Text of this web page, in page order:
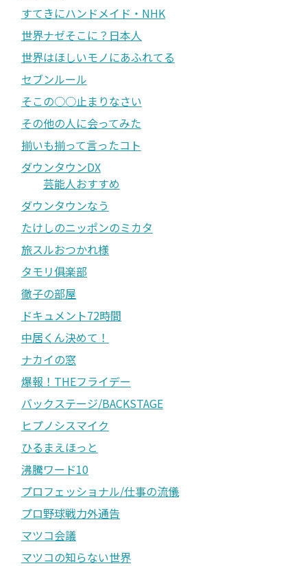
すてきにハンドメイド・NHK
世界ナゼそこに？日本人
世界はほしいモノにあふれてる
セブンルール
そこの○○止まりなさい
その他の人に会ってみた
揃いも揃って言ったコト
ダウンタウンDX
芸能人おすすめ
ダウンタウンなう
たけしのニッポンのミカタ
旅スルおつかれ様
タモリ俱楽部
徹子の部屋
ドキュメント72時間
中居くん決めて！
ナカイの窓
爆報！THEフライデー
バックステージ/BACKSTAGE
ヒプノシスマイク
ひるまえほっと
沸騰ワード10
プロフェッショナル/仕事の流儀
プロ野球戦力外通告
マツコ会議
マツコの知らない世界